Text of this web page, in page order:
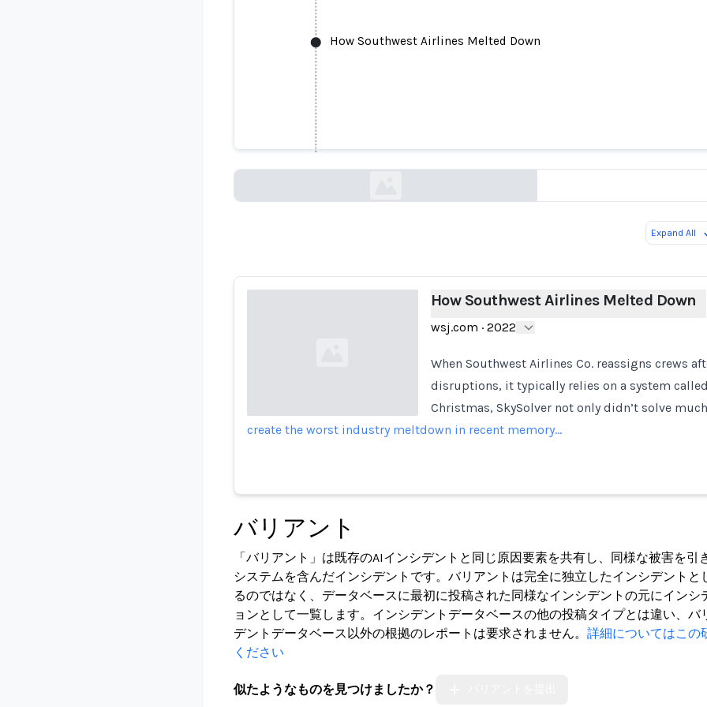
How Southwest Airlines Melted Down
Expand All
How Southwest Airlines Melted Down
wsj.com · 2022
When Southwest Airlines Co. reassigns crews
disruptions, it typically relies on a system called
Christmas, SkySolver not only didn’t solve
create the worst industry meltdown in recent memory…
バリアント
「バリアント」は既存のAIインシデントと同じ原因要素を共有し、同様な被害を引
システムを含んだインシデントです。バリアントは完全に独立したインシデントと
るのではなく、データベースに最初に投稿された同様なインシデントの元にインシ
ョンとして一覧します。インシデントデータベースの他の投稿タイプとは違い、バ
デントデータベース以外の根拠のレポートは要求されません。 詳細についてはこの
ください
似たようなものを見つけましたか？